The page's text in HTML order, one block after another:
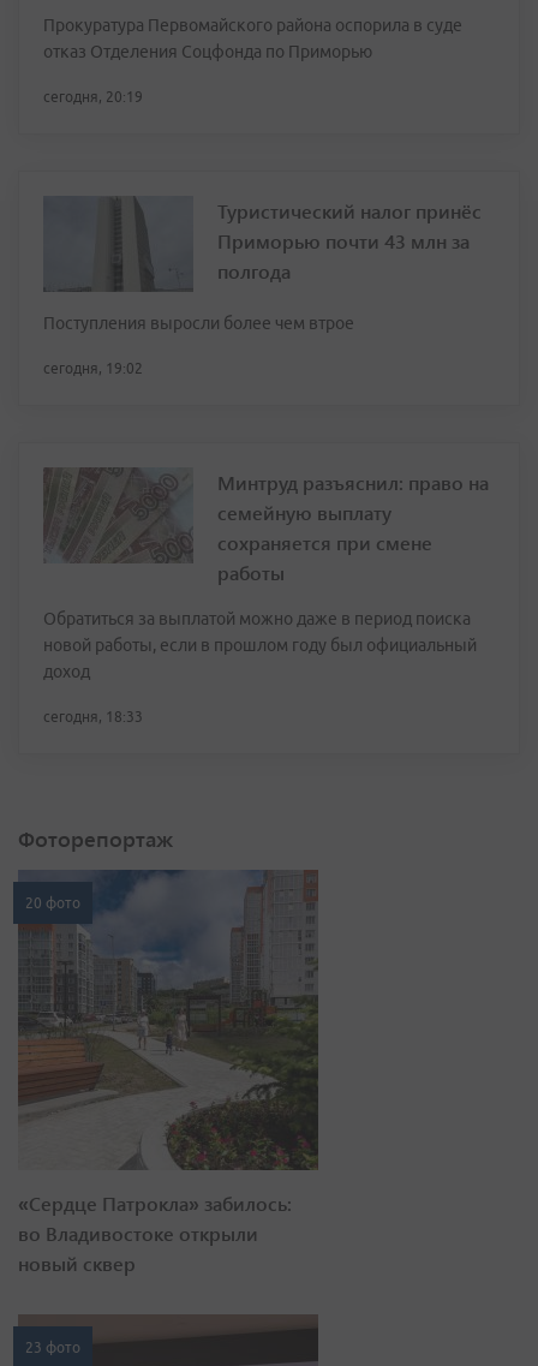
Прокуратура Первомайского района оспорила в суде
отказ Отделения Соцфонда по Приморью
сегодня, 20:19
Туристический налог принёс
Приморью почти 43 млн за
полгода
Поступления выросли более чем втрое
сегодня, 19:02
Минтруд разъяснил: право на
семейную выплату
сохраняется при смене
работы
Обратиться за выплатой можно даже в период поиска
новой работы, если в прошлом году был официальный
доход
сегодня, 18:33
Фоторепортаж
20 фото
«Сердце Патрокла» забилось:
во Владивостоке открыли
новый сквер
23 фото